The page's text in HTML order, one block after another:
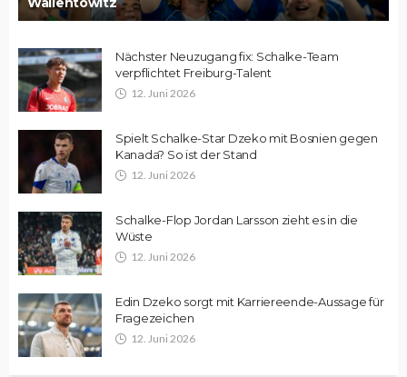
Nächster Neuzugang fix: Schalke-Team
verpflichtet Freiburg-Talent
12. Juni 2026
Spielt Schalke-Star Dzeko mit Bosnien gegen
Kanada? So ist der Stand
12. Juni 2026
Schalke-Flop Jordan Larsson zieht es in die
Wüste
12. Juni 2026
Edin Dzeko sorgt mit Karriereende-Aussage für
Fragezeichen
12. Juni 2026